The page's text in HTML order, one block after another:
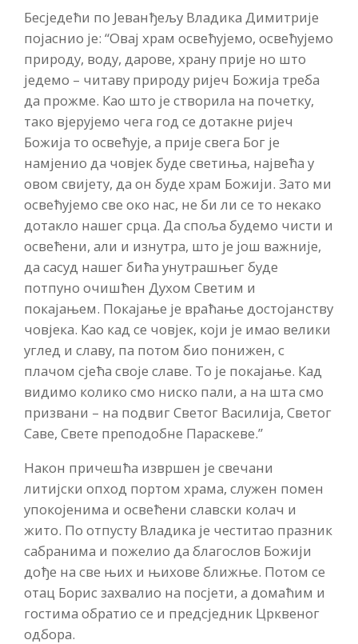
Бесједећи по Јеванђељу Владика Димитрије
појаснио је: “Овај храм освећујемо, освећујемо
природу, воду, дарове, храну прије но што
једемо – читаву природу ријеч Божија треба
да прожме. Као што је створила на почетку,
тако вјерујемо чега год се дотакне ријеч
Божија то освећује, а прије свега Бог је
намјенио да човјек буде светиња, највећа у
овом свијету, да он буде храм Божији. Зато ми
освећујемо све око нас, не би ли се то некако
дотакло нашег срца. Да споља будемо чисти и
освећени, али и изнутра, што је још важније,
да сасуд нашег бића унутрашњег буде
потпуно очишћен Духом Светим и
покајањем. Покајање је враћање достојанству
човјека. Као кад се човјек, који је имао велики
углед и славу, па потом био понижен, с
плачом сјећа своје славе. То је покајање. Кад
видимо колико смо ниско пали, а на шта смо
призвани – на подвиг Светог Василија, Светог
Саве, Свете преподобне Параскеве.”
Након причешћа извршен је свечани
литијски опход портом храма, служен помен
упокојенима и освећени славски колач и
жито. По отпусту Владика је честитао празник
сабранима и пожелио да благослов Божији
дође на све њих и њихове ближње. Потом се
отац Борис захвалио на посјети, а домаћим и
гостима обратио се и предсједник Црквеног
одбора.